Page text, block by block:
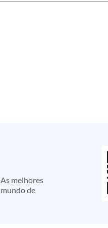
melhores
de